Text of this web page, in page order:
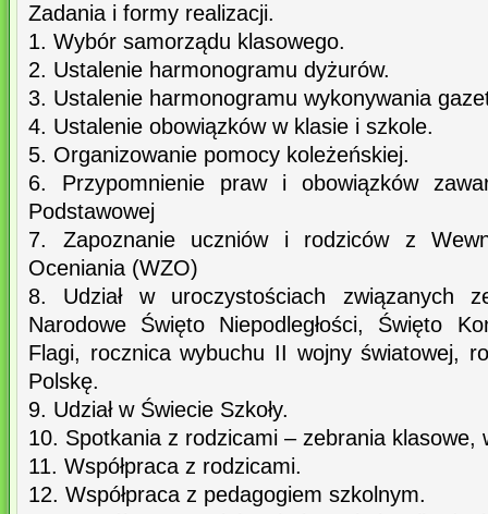
Zadania i formy realizacji.
1. Wybór samorządu klasowego.
2. Ustalenie harmonogramu dyżurów.
3. Ustalenie harmonogramu wykonywania
4. Ustalenie obowiązków w klasie i szkole.
5. Organizowanie pomocy koleżeńskiej.
6. Przypomnienie praw i obowiązków
Podstawowej
7. Zapoznanie uczniów i rodziców z
Oceniania (WZO)
8. Udział w uroczystościach związanych
Narodowe Święto Niepodległości, Święto
Flagi, rocznica wybuchu II wojny światowej,
Polskę.
9. Udział w Świecie Szkoły.
10. Spotkania z rodzicami – zebrania klasowe,
11. Współpraca z rodzicami.
12. Współpraca z pedagogiem szkolnym.